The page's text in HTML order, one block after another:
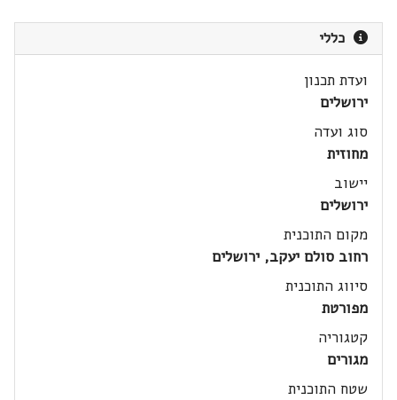
כללי
ועדת תכנון
ירושלים
סוג ועדה
מחוזית
יישוב
ירושלים
מקום התוכנית
רחוב סולם יעקב, ירושלים
סיווג התוכנית
מפורטת
קטגוריה
מגורים
שטח התוכנית